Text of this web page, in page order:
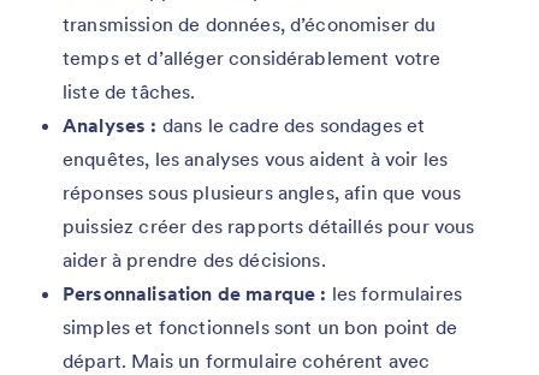
transmission de données, d’économiser du
temps et d’alléger considérablement votre
liste de tâches.
Analyses : dans le cadre des sondages et
enquêtes, les analyses vous aident à voir les
réponses sous plusieurs angles, afin que vous
puissiez créer des rapports détaillés pour vous
aider à prendre des décisions.
Personnalisation de marque : les formulaires
simples et fonctionnels sont un bon point de
départ. Mais un formulaire cohérent avec